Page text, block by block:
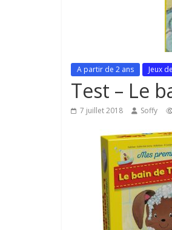
A partir de 2 ans Jeux
Test – Le
7 juillet 2018 Soffy